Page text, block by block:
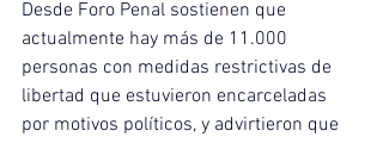
Desde Foro Penal sostienen que
actualmente hay más de 11.000
personas con medidas restrictivas de
libertad que estuvieron encarceladas
por motivos políticos, y advirtieron que